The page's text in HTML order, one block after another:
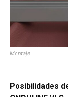
Montaje
Posibilidades